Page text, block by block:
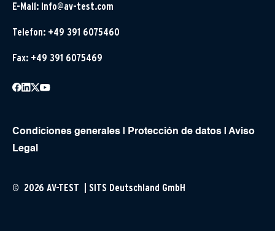
E-Mail: info@av-test.com
Telefon: +49 391 6075460
Fax: +49 391 6075469
Condiciones generales Protección de datos
Aviso
Legal
© 2026 AV-TEST | SITS Deutschland GmbH